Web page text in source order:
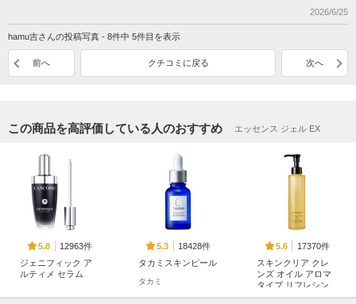
2026/6/25
hamu吉さんの投稿写真 - 8件中 5件目を表示
前へ クチコミに戻る 次へ
この商品を高評価している人のおすすめ エッセンス ジェル EX
5.8
12963件
ジェニフィック ア
ルティメ セラム
5.3
18428件
タカミスキンピール
タカミ
5.6
17370件
スキンクリア クレ
ンズ オイル アロマ
タイプ リフレシン
グシトラスの香り